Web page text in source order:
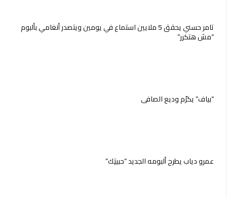
تامر حسني يحقق 5 ملايين استماع في يومين ويتصدر أنغامي بألبوم
“مش هتكرر”
“بياف” يكرّم وديع الصافي
عمرو دياب يطرح ألبومه الجديد “حبيتِك”